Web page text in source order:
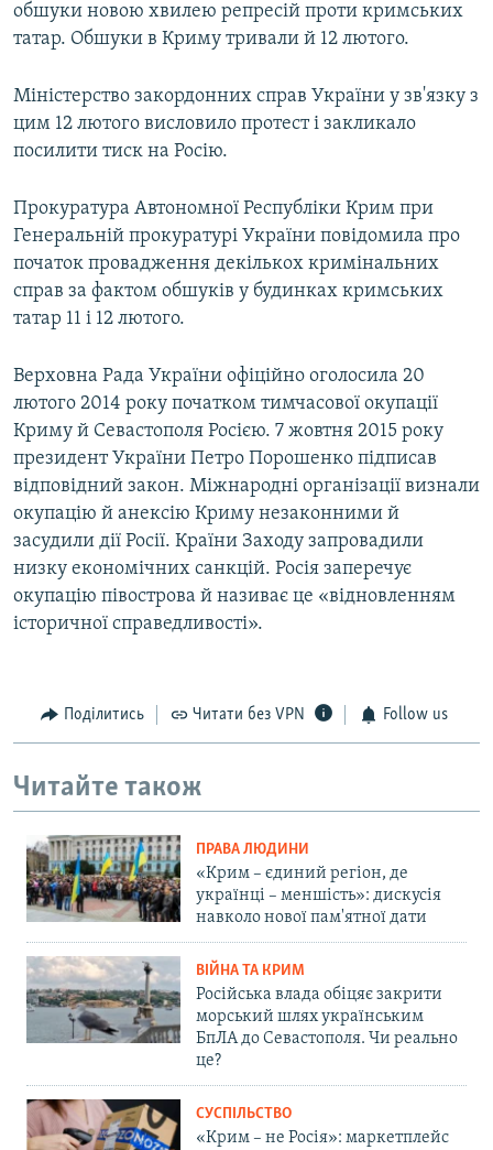
обшуки новою хвилею репресій проти кримських
татар. Обшуки в Криму тривали й 12 лютого.
Міністерство закордонних справ України у зв'язку з
цим 12 лютого висловило протест і закликало
посилити тиск на Росію.
Прокуратура Автономної Республіки Крим при
Генеральній прокуратурі України повідомила про
початок провадження декількох кримінальних
справ за фактом обшуків у будинках кримських
татар 11 і 12 лютого.
Верховна Рада України офіційно оголосила 20
лютого 2014 року початком тимчасової окупації
Криму й Севастополя Росією. 7 жовтня 2015 року
президент України Петро Порошенко підписав
відповідний закон. Міжнародні організації визнали
окупацію й анексію Криму незаконними й
засудили дії Росії. Країни Заходу запровадили
низку економічних санкцій. Росія заперечує
окупацію півострова й називає це «відновленням
історичної справедливості».
Поділитись Читати без VPN Follow us
Читайте також
ПРАВА ЛЮДИНИ
«Крим – єдиний регіон, де
українці – меншість»: дискусія
навколо нової пам'ятної дати
ВІЙНА ТА КРИМ
Російська влада обіцяє закрити
морський шлях українським
БпЛА до Севастополя. Чи реально
це?
СУСПІЛЬСТВО
«Крим – не Росія»: маркетплейс